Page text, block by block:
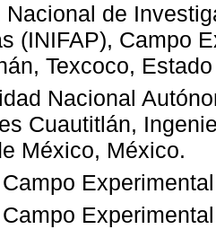
Nacional de
(INIFAP), Campo
Texcoco,
Nacional
Cuautitlán,
México, México.
Campo
Campo